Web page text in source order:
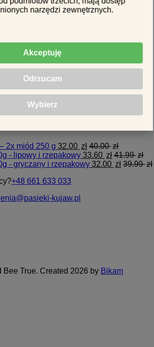
2x miód 250 g 32.00 zł 40.00zł
- lipowy i rzepakowy 33.60 zł 41.99zł
- gryczany i rzepakowy 32.00 zł 39.99zł
+48 661 633 033
kujaw.pl
True. Created 2026 by Bikam
narzędzi zewnętrznych.
Akceptuję
Odrzucam
Wybierz